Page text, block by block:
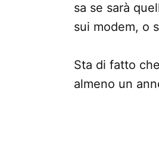
sa se sarà
sui modem, o
Sta di fatto
almeno un